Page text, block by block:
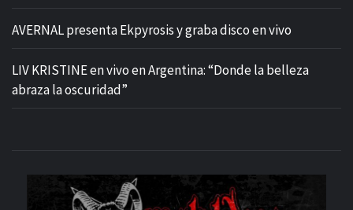
AVERNAL presenta Ekpyrosis y graba disco en vivo
LIV KRISTINE en vivo en Argentina: “Donde la belleza
abraza la oscuridad”